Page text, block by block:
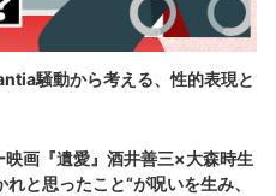
騒動から考える、性的表現と
映画『遺愛』酒井善三×大森時生
れと思ったこと“が呪いを生み、